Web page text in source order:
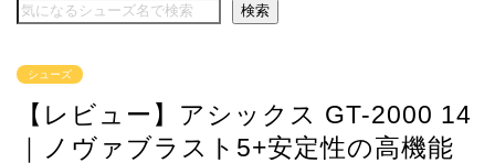
検索
シューズ
【レビュー】アシックス GT-2000 14
｜ノヴァブラスト5+安定性の高機能